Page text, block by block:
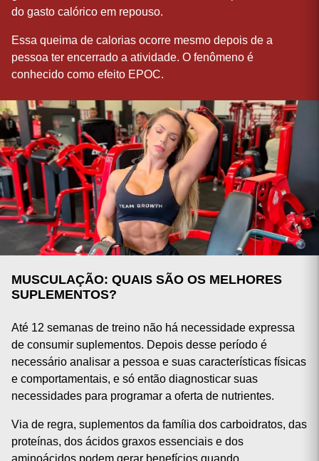
do gasto calórico em repouso.
Essa queima de calorias ocorre mesmo depois de a
pessoa ter encerrado a atividade. O fenômeno é
conhecido como efeito EPOC.
MUSCULAÇÃO: QUAIS SÃO OS MELHORES
SUPLEMENTOS?
Até 12 semanas de treino não há necessidade expressa
de consumir suplementos. Depois desse período é
necessário analisar a pessoa e suas características físicas
e comportamentais, e só então diagnosticar suas
necessidades para programar a oferta de nutrientes.
Via de regra, suplementos da família dos carboidratos, das
proteínas, dos ácidos graxos essenciais e dos
aminoácidos podem gerar benefícios quando